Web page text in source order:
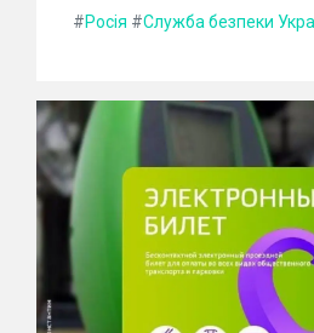
#Росія #Служба безпеки